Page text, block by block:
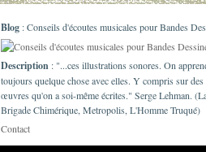
Blog : Conseils d'écoutes musicales pour Bandes
Description : "...ces illustrations sonores. On
toujours quelque chose avec elles. Y compris sur des
œuvres qu'on a soi-même écrites." Serge Lehman.
Brigade Chimérique, Metropolis, L'Homme Truqué)
Contact